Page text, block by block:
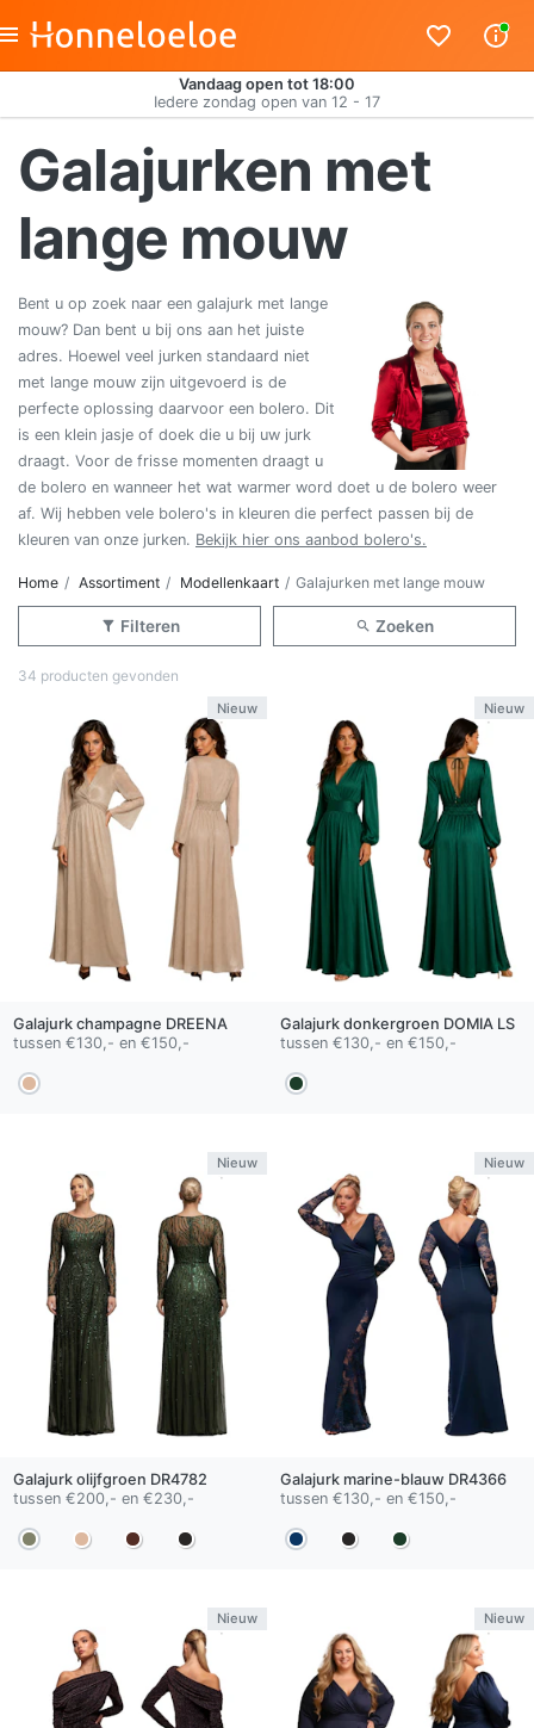
Vandaag open tot 18:00
Iedere zondag open van 12 - 17
Galajurken met
lange mouw
Bent u op zoek naar een galajurk met lange
mouw? Dan bent u bij ons aan het juiste
adres. Hoewel veel jurken standaard niet
met lange mouw zijn uitgevoerd is de
perfecte oplossing daarvoor een bolero. Dit
is een klein jasje of doek die u bij uw jurk
draagt. Voor de frisse momenten draagt u
de bolero en wanneer het wat warmer word doet u de bolero weer
af. Wij hebben vele bolero's in kleuren die perfect passen bij de
kleuren van onze jurken. Bekijk hier ons aanbod bolero's.
Home Assortiment Modellenkaart Galajurken met lange mouw
Filteren Zoeken
34 producten gevonden
Nieuw
Galajurk champagne DREENA
tussen €130,- en €150,-
Nieuw
Galajurk donkergroen DOMIA LS
tussen €130,- en €150,-
Nieuw
Galajurk olijfgroen DR4782
tussen €200,- en €230,-
Nieuw
Galajurk marine-blauw DR4366
tussen €130,- en €150,-
Nieuw Nieuw